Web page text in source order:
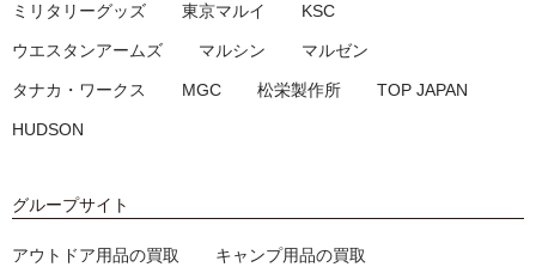
ミリタリーグッズ 東京マルイ KSC
ウエスタンアームズ マルシン マルゼン
タナカ・ワークス MGC 松栄製作所 TOP JAPAN
HUDSON
グループサイト
アウトドア用品の買取 キャンプ用品の買取